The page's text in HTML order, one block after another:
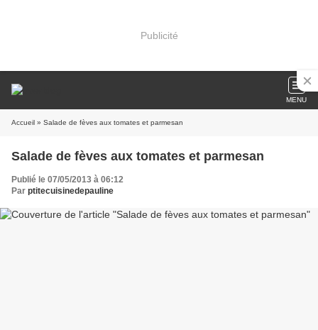
Publicité
MENU
Accueil » Salade de fèves aux tomates et parmesan
Salade de fèves aux tomates et parmesan
Publié le 07/05/2013 à 06:12
Par ptitecuisinedepauline